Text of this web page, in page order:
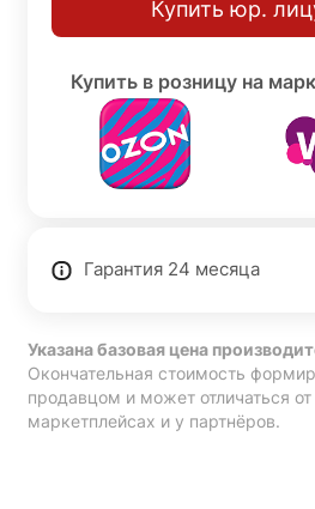
Купить юр.
Купить в розницу на
Гарантия 24 месяца
Указана базовая цена
Окончательная стоимость
продавцом и может отличаться от
маркетплейсах и у партнёров.